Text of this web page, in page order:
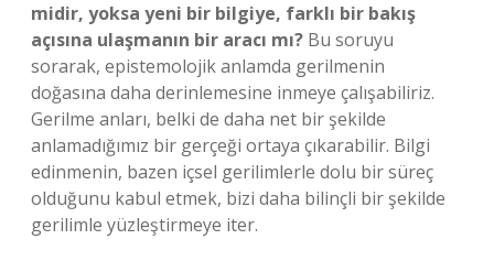
midir, yoksa yeni bir bilgiye, farklı bir bakış
açısına ulaşmanın bir aracı mı? Bu soruyu
sorarak, epistemolojik anlamda gerilmenin
doğasına daha derinlemesine inmeye çalışabiliriz.
Gerilme anları, belki de daha net bir şekilde
anlamadığımız bir gerçeği ortaya çıkarabilir. Bilgi
edinmenin, bazen içsel gerilimlerle dolu bir süreç
olduğunu kabul etmek, bizi daha bilinçli bir şekilde
gerilimle yüzleştirmeye iter.